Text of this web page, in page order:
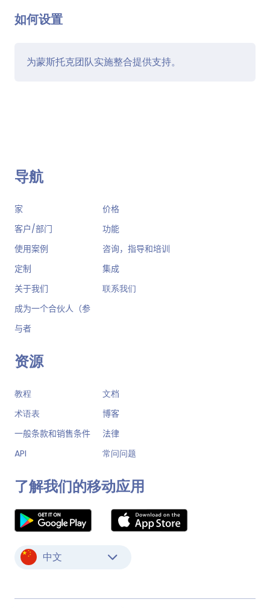
如何设置
为蒙斯托克团队实施整合提供支持。
导航
家
价格
客户/部门
功能
使用案例
咨询，指导和培训
定制
集成
关于我们
联系我们
成为一个合伙人（参
与者
资源
教程
文档
术语表
博客
一般条款和销售条件
法律
API
常问问题
了解我们的移动应用
中文